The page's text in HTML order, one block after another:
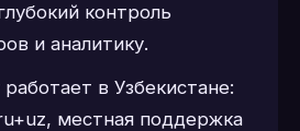
контроль
и аналитику.
в Узбекистане:
местная поддержка